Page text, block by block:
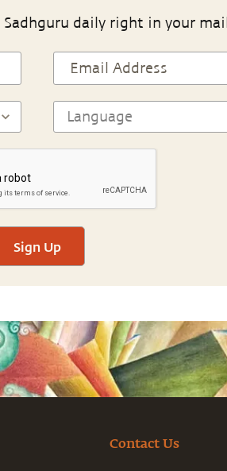
daily right in your
Sign Up
Contact Us